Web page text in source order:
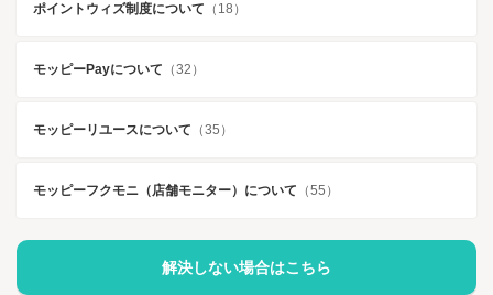
ポイントウィズ制度について （18）
モッピーPayについて （32）
モッピーリユースについて （35）
モッピーフクモニ（店舗モニター）について （55）
解決しない場合はこちら